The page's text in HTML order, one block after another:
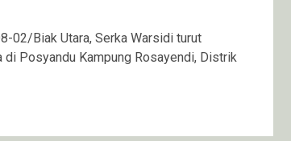
02/Biak Utara, Serka Warsidi turut
Posyandu Kampung Rosayendi, Distrik